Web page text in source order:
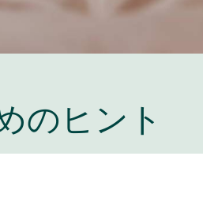
のヒント